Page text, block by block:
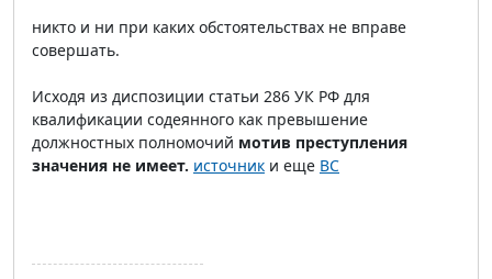
никто и ни при каких обстоятельствах не вправе
совершать.
Исходя из диспозиции статьи 286 УК РФ для
квалификации содеянного как превышение
должностных полномочий мотив преступления
значения не имеет. источник и еще ВС